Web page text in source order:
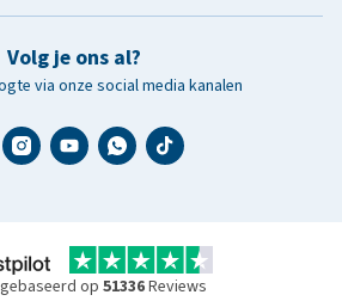
Volg je ons al?
via onze social media kanalen
op 51336Reviews